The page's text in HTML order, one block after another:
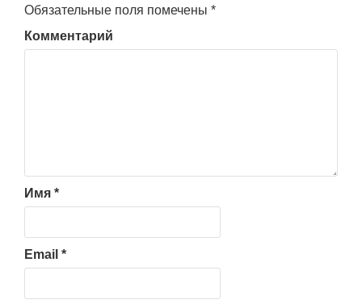
Обязательные поля помечены *
Комментарий
Имя *
Email *